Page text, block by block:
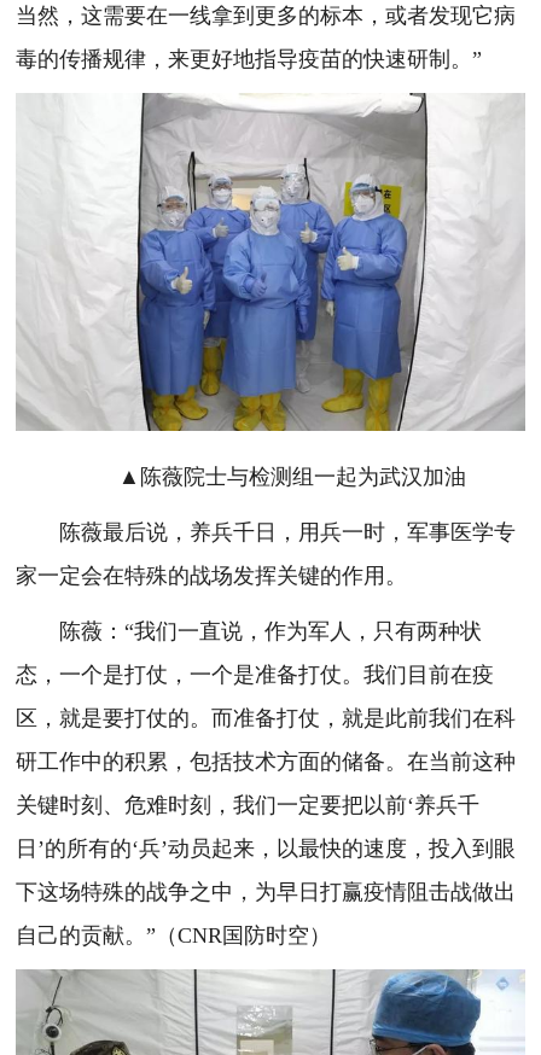
当然，这需要在一线拿到更多的标本，或者发现它病
毒的传播规律，来更好地指导疫苗的快速研制。”
▲陈薇院士与检测组一起为武汉加油
陈薇最后说，养兵千日，用兵一时，军事医学专
家一定会在特殊的战场发挥关键的作用。
陈薇：“我们一直说，作为军人，只有两种状
态，一个是打仗，一个是准备打仗。我们目前在疫
区，就是要打仗的。而准备打仗，就是此前我们在科
研工作中的积累，包括技术方面的储备。在当前这种
关键时刻、危难时刻，我们一定要把以前‘养兵千
日’的所有的‘兵’动员起来，以最快的速度，投入到眼
下这场特殊的战争之中，为早日打赢疫情阻击战做出
自己的贡献。”（CNR国防时空）